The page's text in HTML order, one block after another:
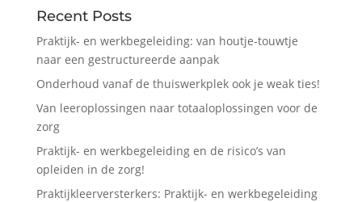
Recent Posts
Praktijk- en werkbegeleiding: van houtje-touwtje
naar een gestructureerde aanpak
Onderhoud vanaf de thuiswerkplek ook je weak ties!
Van leeroplossingen naar totaaloplossingen voor de
zorg
Praktijk- en werkbegeleiding en de risico’s van
opleiden in de zorg!
Praktijkleerversterkers: Praktijk- en werkbegeleiding